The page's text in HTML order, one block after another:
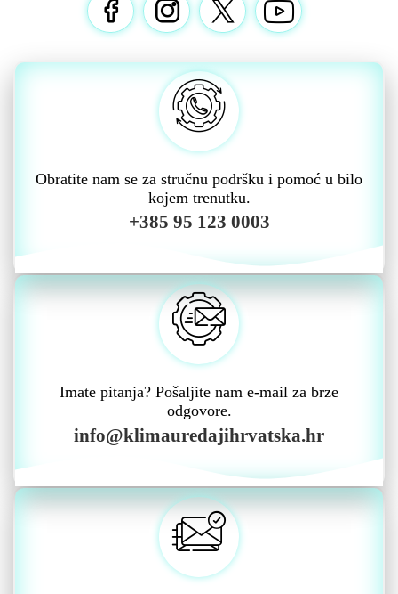
Obratite nam se za stručnu podršku i pomoć u bilo
kojem trenutku.
+385 95 123 0003
Imate pitanja? Pošaljite nam e-mail za brze
odgovore.
info@klimauredajihrvatska.hr